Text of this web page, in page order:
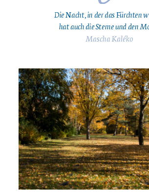
Die Nacht, in der das Fürchten
hat auch die Sterne und den
Mascha Kaléko